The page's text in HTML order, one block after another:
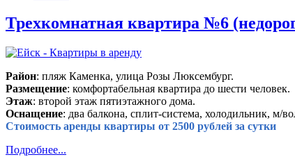
Трехкомнатная квартира №6
Район: пляж Каменка, улица Розы Люксембург.
Размещение: комфортабельная квартира до шести человек.
Этаж: второй этаж пятиэтажного дома.
Оснащение: два балкона, сплит-система, холодильник, м/
Стоимость аренды квартиры от 2500 рублей за сутки
Подробнее...